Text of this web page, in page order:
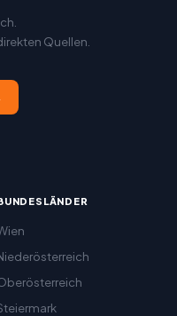
Quellen.